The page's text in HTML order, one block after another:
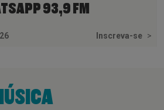
93,9 FM
Inscreva-se >